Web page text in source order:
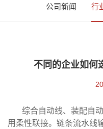
公司新闻 行
不同的企业如何
综合自动线、装配自
用柔性联接。链条流水线